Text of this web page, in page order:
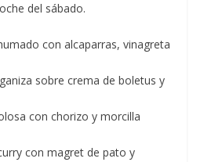
del sábado.
con alcaparras, vinagreta
sobre crema de boletus y
con chorizo y morcilla
con magret de pato y